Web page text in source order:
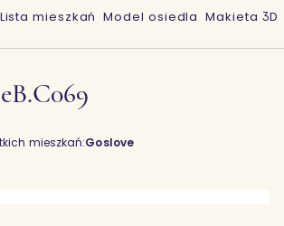
Lista mieszkań Model osiedla Makieta 3D
B.C069
mieszkań:Goslove